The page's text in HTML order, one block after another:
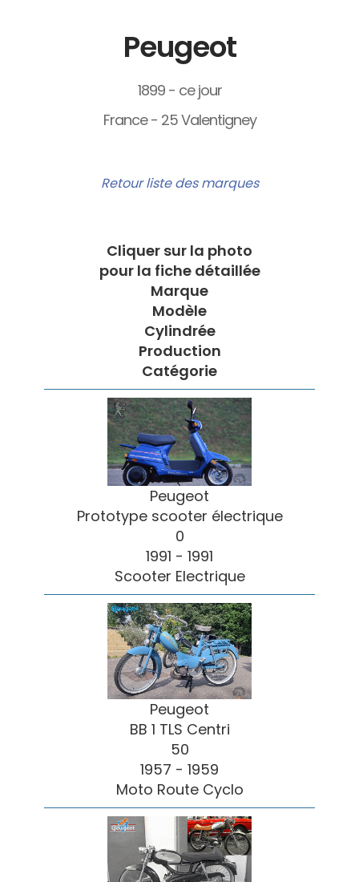
Peugeot
1899 - ce jour
France - 25 Valentigney
Retour liste des marques
Cliquer sur la photo
pour la fiche détaillée
Marque
Modèle
Cylindrée
Production
Catégorie
Peugeot
Prototype scooter électrique
0
1991 - 1991
Scooter Electrique
Peugeot
BB 1 TLS Centri
50
1957 - 1959
Moto Route Cyclo